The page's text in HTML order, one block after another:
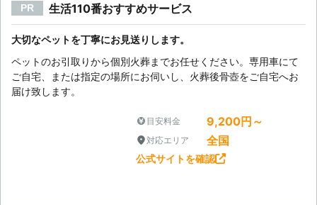
PR 生活110番おすすめサービス
大切なペットを丁寧にお見送りします。
ペットのお引取りから個別火葬までお任せください。専用車にて
ご自宅、または指定の場所にお伺いし、火葬後骨壺をご自宅へお
届け致します。
目安料金 9,200円～
対応エリア 全国
公式サイトを確認